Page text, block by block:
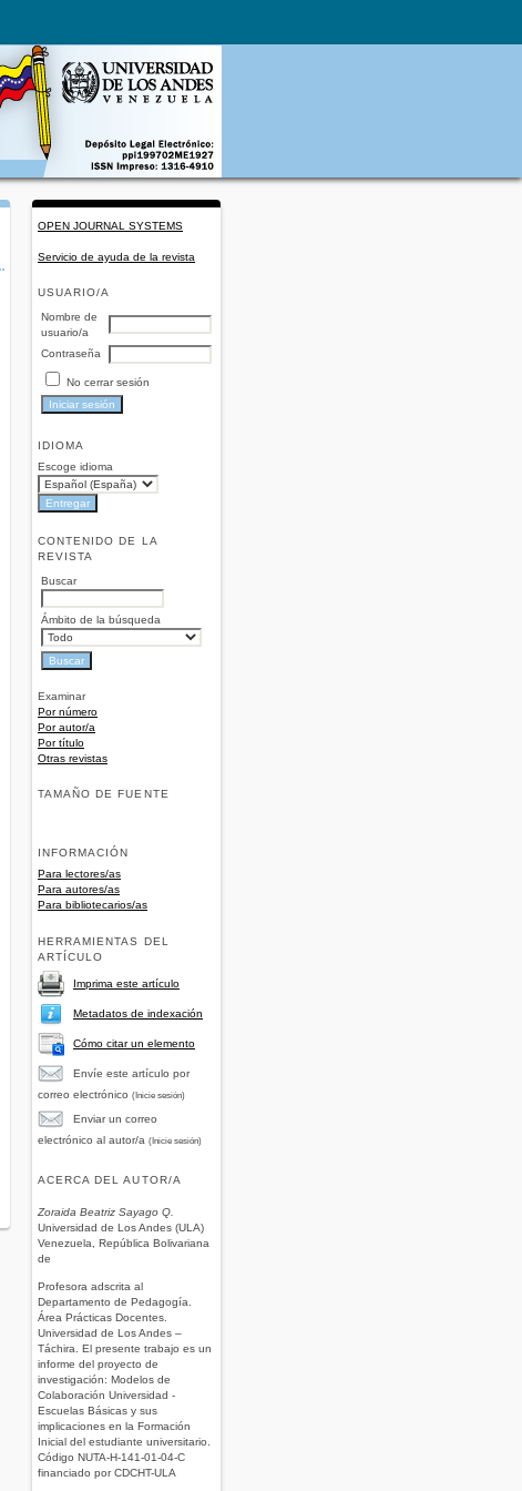
OPEN JOURNAL SYSTEMS
Servicio de ayuda de la revista
USUARIO/A
Nombre de
usuario/a
Contraseña
No cerrar sesión
IDIOMA
Escoge idioma
CONTENIDO DE LA
REVISTA
Buscar
Ámbito de la búsqueda
Examinar
Por número
Por autor/a
Por título
Otras revistas
TAMAÑO DE FUENTE
INFORMACIÓN
Para lectores/as
Para autores/as
Para bibliotecarios/as
HERRAMIENTAS DEL
ARTÍCULO
Imprima este artículo
Metadatos de indexación
Cómo citar un elemento
Envíe este artículo por
correo electrónico (Inicie sesión)
Enviar un correo
electrónico al autor/a (Inicie sesión)
ACERCA DEL AUTOR/A
Zoraida Beatriz Sayago Q.
Universidad de Los Andes (ULA)
Venezuela, República Bolivariana
de
Profesora adscrita al
Departamento de Pedagogía.
Área Prácticas Docentes.
Universidad de Los Andes –
Táchira. El presente trabajo es un
informe del proyecto de
investigación: Modelos de
Colaboración Universidad -
Escuelas Básicas y sus
implicaciones en la Formación
Inicial del estudiante universitario.
Código NUTA-H-141-01-04-C
financiado por CDCHT-ULA